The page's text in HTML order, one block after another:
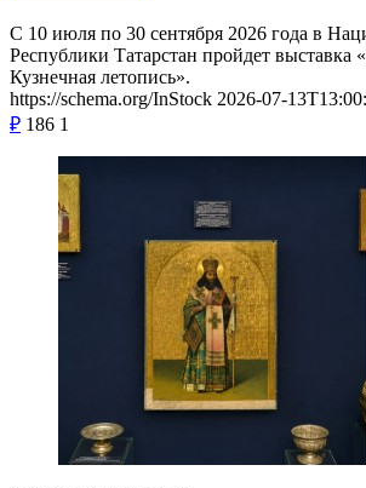
С 10 июля по 30 сентября 2026 года в
Республики Татарстан пройдет выставка
Кузнечная летопись».
https://schema.org/InStock 2026-07-
₽ 186 1